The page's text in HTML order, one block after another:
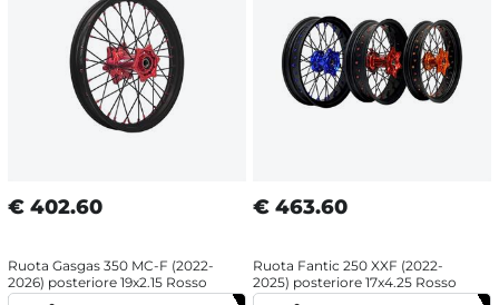
€ 402.60
Ruota Gasgas 350 MC-F (2022-
2026) posteriore 19x2.15 Rosso
€ 463.60
Ruota Fantic 250 XXF (2022-
2025) posteriore 17x4.25 Rosso